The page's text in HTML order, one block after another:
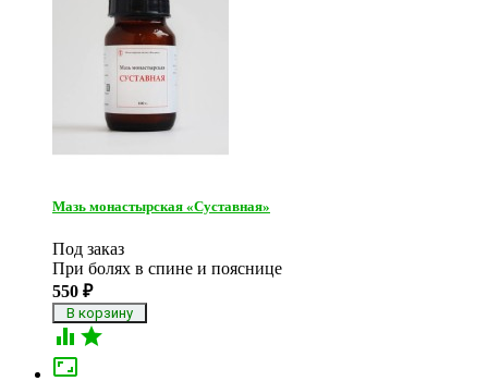
Мазь монастырская «Суставная»
Под заказ
При болях в спине и пояснице
550 ₽
 
